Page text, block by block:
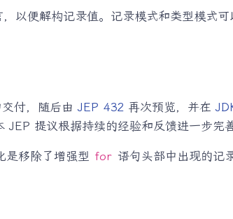
便解构记录值。记录模式和类型模式可
付，随后由 JEP 432再次预览，并在
提议根据持续的经验和反馈进一步完
是移除了增强型 for 语句头部中出现的记